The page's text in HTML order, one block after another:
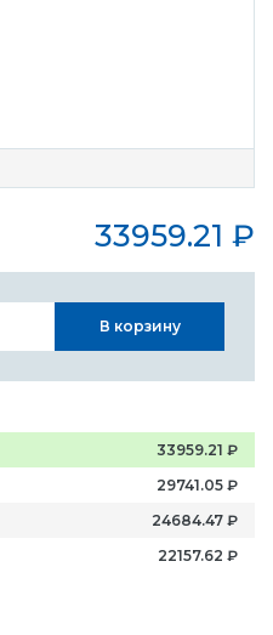
33959.21 ₽
В корзину
33959.21 ₽
29741.05 ₽
24684.47 ₽
22157.62 ₽